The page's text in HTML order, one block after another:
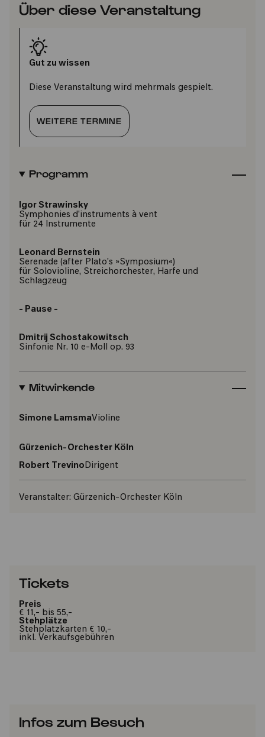
Über diese Veranstaltung
Gut zu wissen
Diese Veranstaltung wird mehrmals gespielt.
WEITERE TERMINE
Programm
Igor Strawinsky
Symphonies d'instruments à vent
für 24 Instrumente
Leonard Bernstein
Serenade (after Plato's »Symposium«)
für Solovioline, Streichorchester, Harfe und
Schlagzeug
- Pause -
Dmitrij Schostakowitsch
Sinfonie Nr. 10 e-Moll op. 93
Mitwirkende
Simone LamsmaVioline
Gürzenich-Orchester Köln
Robert TrevinoDirigent
Veranstalter: Gürzenich-Orchester Köln
Tickets
Preis
€ 11,- bis 55,-
Stehplätze
Stehplatzkarten € 10,-
inkl. Verkaufsgebühren
Infos zum Besuch